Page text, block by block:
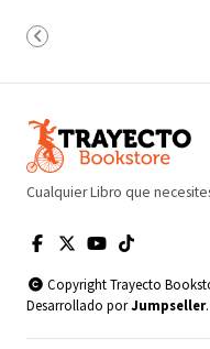
Cualquier Libro que
Copyright Trayecto
Desarrollado porJumpseller.